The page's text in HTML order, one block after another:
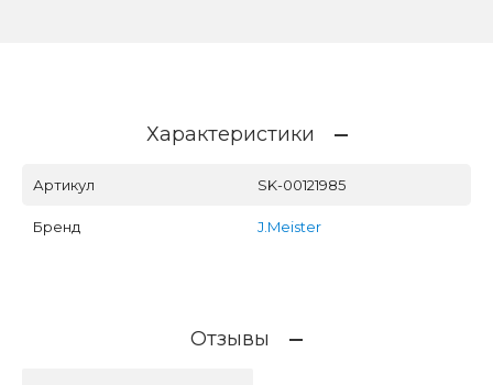
Характеристики
Артикул SK-00121985
Бренд J.Meister
Отзывы